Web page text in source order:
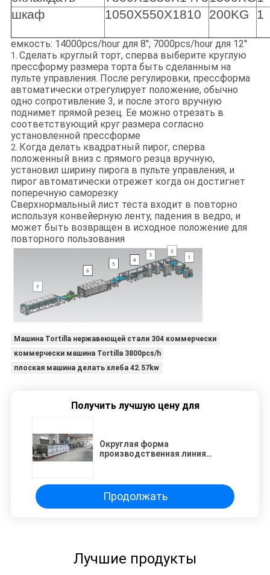
шкаф
1050X550X1810 200KG 1
емкость: 14000pcs/hour для 8"; 7000pcs/hour для 12"
1. Сделать круглый торт, сперва выберите круглую
прессформу размера торта быть сделанным на
пульте управления. После регулировки, прессформа
автоматически отрегулирует положение, обычно
одно сопротивление 3, и после этого вручную
поднимет прямой резец. Ее можно отрезать в
соответствующий круг размера согласно
установленной прессформе
2. Когда делать квадратный пирог, сперва
положенный вниз с прямого резца вручную,
установил ширину пирога в пульте управления, и
пирог автоматически отрежет когда он достигнет
поперечную саморезку
Сверхнормальный лист теста входит в повторно
используя конвейерную ленту, падения в ведро, и
может быть возвращен в исходное положение для
повторного пользования
Машина Tortilla нержавеющей стали 304 коммерчески
коммерчески машина Tortilla 3800pcs/h
плоская машина делать хлеба 42.57kw
Получить лучшую цену для
Округлая форма
производственная линия
Продолжать
Лучшие продукты